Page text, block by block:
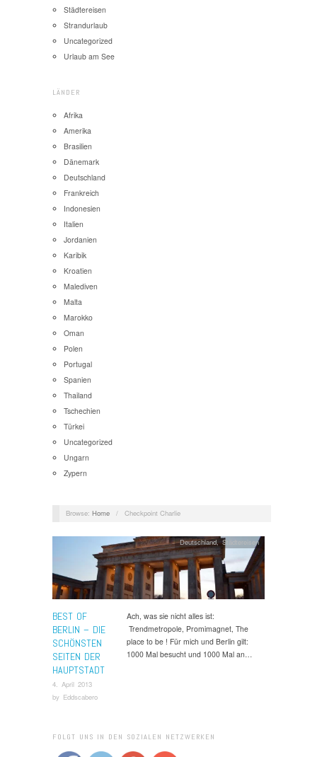
Städtereisen
Strandurlaub
Uncategorized
Urlaub am See
LÄNDER
Afrika
Amerika
Brasilien
Dänemark
Deutschland
Frankreich
Indonesien
Italien
Jordanien
Karibik
Kroatien
Malediven
Malta
Marokko
Oman
Polen
Portugal
Spanien
Thailand
Tschechien
Türkei
Uncategorized
Ungarn
Zypern
Browse: Home / Checkpoint Charlie
BEST OF
BERLIN – DIE
SCHÖNSTEN
SEITEN DER
HAUPTSTADT
4. April 2013
by Eddscabero
Deutschland,Städtereisen
Ach, was sie nicht alles ist:
Trendmetropole, Promimagnet, The
place to be ! Für mich und Berlin gilt:
1000 Mal besucht und 1000 Mal an…
FOLGT UNS IN DEN SOZIALEN NETZWERKEN